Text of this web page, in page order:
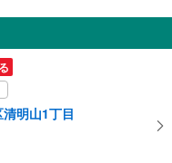
明山1丁目